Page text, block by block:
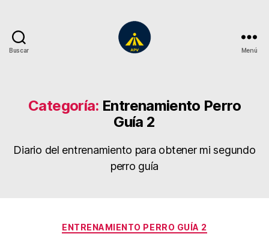
Buscar Menú
Categoría: Entrenamiento Perro
Guía 2
Diario del entrenamiento para obtener mi segundo
perro guía
Categorías
ENTRENAMIENTO PERRO GUÍA 2